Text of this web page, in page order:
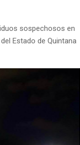
sospechosos en
Estado de Quintana